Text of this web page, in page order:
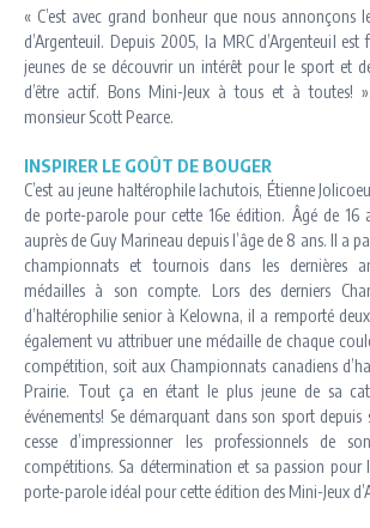
« C’est avec grand bonheur que nous annonçons
d’Argenteuil. Depuis 2005, la MRC d’Argenteuil
jeunes de se découvrir un intérêt pour le sport et
d’être actif. Bons Mini-Jeux à tous et à toutes!
monsieur Scott Pearce.
INSPIRER LE GOÛT DE BOUGER
C’est au jeune haltérophile lachutois, Étienne
de porte-parole pour cette 16e édition. Âgé de 16
auprès de Guy Marineau depuis l’âge de 8 ans. Il a
championnats et tournois dans les dernières
médailles à son compte. Lors des derniers
d’haltérophilie senior à Kelowna, il a remporté deux
également vu attribuer une médaille de chaque
compétition, soit aux Championnats canadiens
Prairie. Tout ça en étant le plus jeune de sa
événements! Se démarquant dans son sport depuis
cesse d’impressionner les professionnels de
compétitions. Sa détermination et sa passion
porte-parole idéal pour cette édition des Mini-Jeux